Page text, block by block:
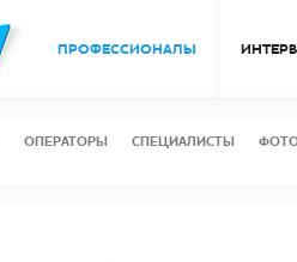
ПРОФЕССИОНАЛЫ
ОПЕРАТОРЫ СПЕЦИАЛИСТЫ